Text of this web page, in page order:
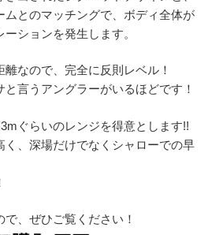
ムとのマッチングで、ボディ全体が
ションを発生します。
なので、完全に反則レベル！
言うアングラーがいるほどです！
ぐらいのレンジを得意とします!!
く、深場だけでなくシャローでの早
、ぜひご覧ください！